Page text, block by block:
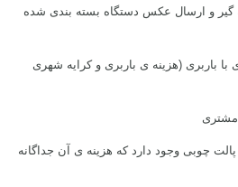
گیر و ارسال عکس دستگاه بسته بندی شده
با باربری (هزینه ی باربری و کرایه شهری
چوبی وجود دارد که هزینه ی آن جداگانه